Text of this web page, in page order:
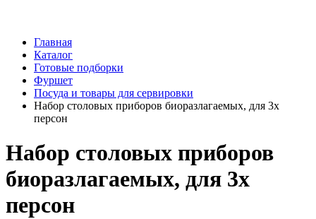
Главная
Каталог
Готовые подборки
Фуршет
Посуда и товары для сервировки
Набор столовых приборов биоразлагаемых, для 3х
персон
Набор столовых приборов
биоразлагаемых, для 3х
персон